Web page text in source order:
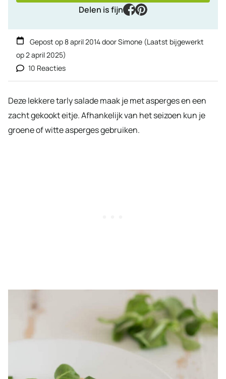
Delen is fijn
facebook
pinterest
Gepost op8 april 2014doorSimone (Laatst bijgewerkt
op2 april 2025)
10 Reacties
Deze lekkere tarly salade maak je met asperges en een
zacht gekookt eitje. Afhankelijk van het seizoen kun je
groene of witte asperges gebruiken.